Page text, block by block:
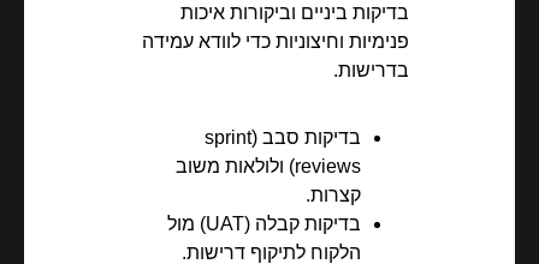
בדיקות ביניים וביקורות איכות
פנימיות וחיצוניות כדי לוודא עמידה
בדרישות.
בדיקות סבב (sprint
reviews) ולולאות משוב
קצרות.
בדיקות קבלה (UAT) מול
הלקוח לתיקוף דרישות.